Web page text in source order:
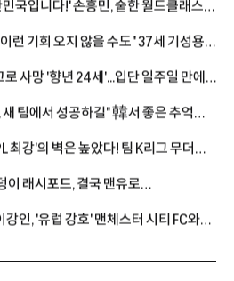
국입니다!' 손흥민, 숱한 월드클래스
런 기회 오지 않을 수도" 37세 기성용,
사망 '향년 24세'...입단 일주일 만에
팀에서 성공하길" 韓서 좋은 추억
최강'의 벽은 높았다! 팀 K리그 무더위
이 래시포드, 결국 맨유로
감독' 캐릭, 마지막 기회 줄까
인, '유럽 강호' 맨체스터 시티 FC와